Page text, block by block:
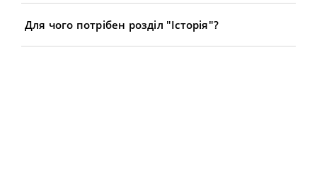
Для чого потрібен розділ "Історія"?